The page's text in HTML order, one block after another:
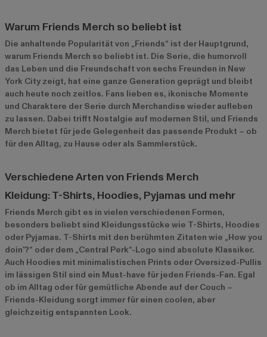
Warum Friends Merch so beliebt ist
Die anhaltende Popularität von „Friends“ ist der Hauptgrund,
warum Friends Merch so beliebt ist. Die Serie, die humorvoll
das Leben und die Freundschaft von sechs Freunden in New
York City zeigt, hat eine ganze Generation geprägt und bleibt
auch heute noch zeitlos. Fans lieben es, ikonische Momente
und Charaktere der Serie durch Merchandise wieder aufleben
zu lassen. Dabei trifft Nostalgie auf modernen Stil, und Friends
Merch bietet für jede Gelegenheit das passende Produkt – ob
für den Alltag, zu Hause oder als Sammlerstück.
Verschiedene Arten von Friends Merch
Kleidung: T-Shirts, Hoodies, Pyjamas und mehr
Friends Merch gibt es in vielen verschiedenen Formen,
besonders beliebt sind Kleidungsstücke wie T-Shirts, Hoodies
oder Pyjamas. T-Shirts mit den berühmten Zitaten wie „How you
doin'?“ oder dem „Central Perk“-Logo sind absolute Klassiker.
Auch Hoodies mit minimalistischen Prints oder Oversized-Pullis
im lässigen Stil sind ein Must-have für jeden Friends-Fan. Egal
ob im Alltag oder für gemütliche Abende auf der Couch –
Friends-Kleidung sorgt immer für einen coolen, aber
gleichzeitig entspannten Look.